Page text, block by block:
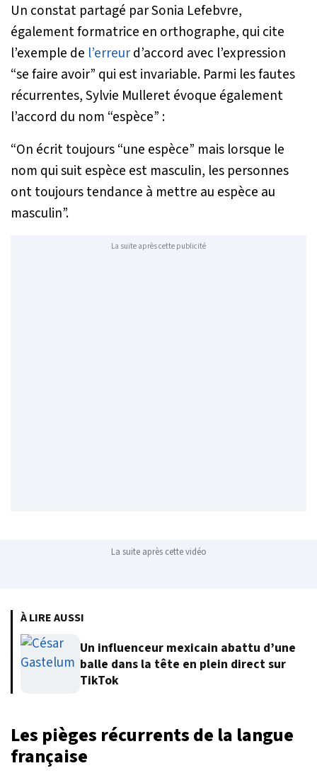
Un constat partagé par Sonia Lefebvre,
également formatrice en orthographe, qui cite
l’exemple de l’erreurd’accord avec l’expression
“se faire avoir” qui est invariable. Parmi les fautes
récurrentes, Sylvie Mulleret évoque également
l’accord du nom “espèce” :
“On écrit toujours “une espèce” mais lorsque le
nom qui suit espèce est masculin, les personnes
ont toujours tendance à mettre au espèce au
masculin”.
La suite après cette publicité
La suite après cette vidéo
À LIRE AUSSI
Un influenceur mexicain abattu d’une
balle dans la tête en plein direct sur
TikTok
Les pièges récurrents de la langue
française